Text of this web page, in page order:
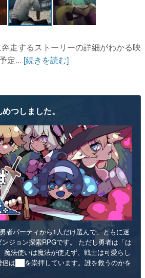
走するストーリーの詳細がわかる映
定... [続きを読む]
つしました。
者パーティから1人だけ選んで、ともに迷
ジョン探索RPGです。 ただし勇者は「は
魔法使いは魔法が使えず、戦士は可愛らし
は██を崇拝しています。誰を救うのかを